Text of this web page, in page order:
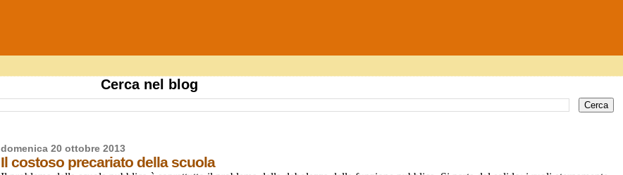
Cerca nel blog
domenica 20 ottobre 2013
Il costoso precariato della scuola